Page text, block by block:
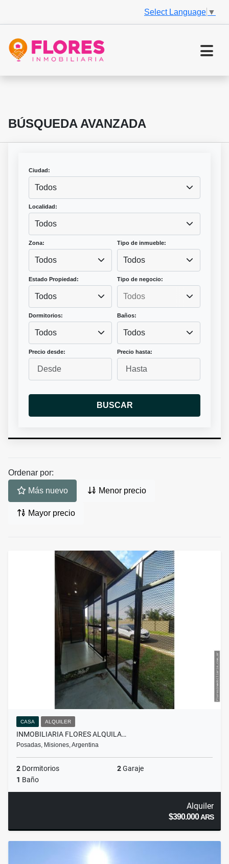
Select Language ▼
BÚSQUEDA AVANZADA
Ciudad:
Todos
Localidad:
Todos
Zona:
Todos
Tipo de inmueble:
Todos
Estado Propiedad:
Todos
Tipo de negocio:
Dormitorios:
Todos
Baños:
Todos
Precio desde: Precio hasta:
BUSCAR
Ordenar por:
Más nuevo Menor precio
Mayor precio
CASA ALQUILER
INMOBILIARIA FLORES ALQUILA…
Posadas, Misiones, Argentina
2 Dormitorios 2Garaje
1 Baño
Alquiler
$390.000ARS